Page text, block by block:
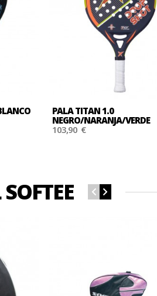
PALA TITAN 1.0
NEGRO/NARANJA/VERDE
103,90 €